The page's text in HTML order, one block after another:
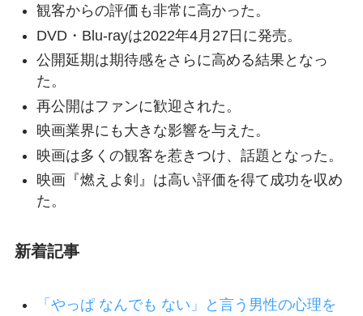
観客からの評価も非常に高かった。
DVD・Blu-rayは2022年4月27日に発売。
公開延期は期待感をさらに高める結果となっ
た。
再公開はファンに歓迎された。
映画業界にも大きな影響を与えた。
映画は多くの観客を惹きつけ、話題となった。
映画『燃えよ剣』は高い評価を得て成功を収め
た。
新着記事
「やっぱ なんでも ない」と言う男性の心理を